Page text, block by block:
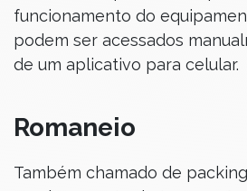
funcionamento do
podem ser acessados
de um aplicativo para celular.
Romaneio
Também chamado de